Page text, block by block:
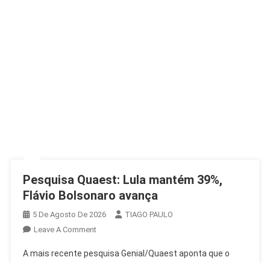
Pesquisa Quaest: Lula mantém 39%,
Flávio Bolsonaro avança
5 De Agosto De 2026
TIAGO PAULO
Leave A CommentOn
Quaest:
A mais recente pesquisa Genial/Quaest aponta que o